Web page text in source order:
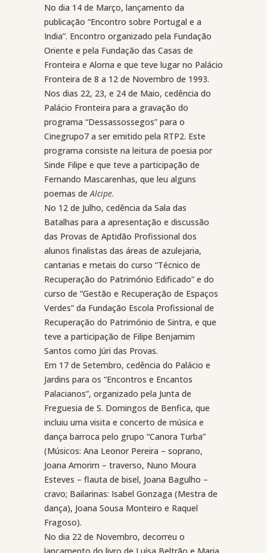
No dia 14 de Março, lançamento da
publicação “Encontro sobre Portugal e a
India”. Encontro organizado pela Fundação
Oriente e pela Fundação das Casas de
Fronteira e Alorna e que teve lugar no Palácio
Fronteira de 8 a 12 de Novembro de 1993.
Nos dias 22, 23, e 24 de Maio, cedência do
Palácio Fronteira para a gravação do
programa “Dessassossegos” para o
Cinegrupo7 a ser emitido pela RTP2. Este
programa consiste na leitura de poesia por
Sinde Filipe e que teve a participação de
Fernando Mascarenhas, que leu alguns
poemas deAlcipe.
No 12 de Julho, cedência da Sala das
Batalhas para a apresentação e discussão
das Provas de Aptidão Profissional dos
alunos finalistas das áreas de azulejaria,
cantarias e metais do curso “Técnico de
Recuperação do Património Edificado” e do
curso de “Gestão e Recuperação de Espaços
Verdes” da Fundação Escola Profissional de
Recuperação do Património de Sintra, e que
teve a participação de Filipe Benjamim
Santos como Júri das Provas.
Em 17 de Setembro, cedência do Palácio e
Jardins para os “Encontros e Encantos
Palacianos”, organizado pela Junta de
Freguesia de S. Domingos de Benfica, que
incluiu uma visita e concerto de música e
dança barroca pelo grupo “Canora Turba”
(Músicos: Ana Leonor Pereira – soprano,
Joana Amorim – traverso, Nuno Moura
Esteves – flauta de bisel, Joana Bagulho –
cravo; Bailarinas: Isabel Gonzaga (Mestra de
dança), Joana Sousa Monteiro e Raquel
Fragoso).
No dia 22 de Novembro, decorreu o